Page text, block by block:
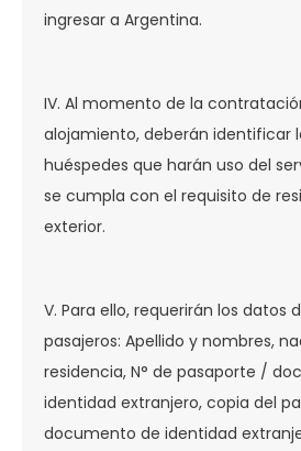
ingresar a Argentina.
IV. Al momento de la
alojamiento, deberán identificar
huéspedes que harán uso del
se cumpla con el requisito de
exterior.
V. Para ello, requerirán los datos
pasajeros: Apellido y nombres,
residencia, N° de pasaporte /
identidad extranjero, copia del
documento de identidad